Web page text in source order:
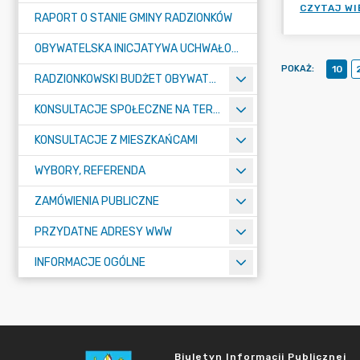
RAPORT O STANIE GMINY RADZIONKÓW
OBYWATELSKA INICJATYWA UCHWAŁODAWCZA
RADZIONKOWSKI BUDŻET OBYWATELSKI
KONSULTACJE SPOŁECZNE NA TERENIE MIASTA RADZIONKÓW
KONSULTACJE Z MIESZKAŃCAMI
WYBORY, REFERENDA
ZAMÓWIENIA PUBLICZNE
PRZYDATNE ADRESY WWW
INFORMACJE OGÓLNE
CZYTAJ
POKAŻ: 10
Biuletyn Informacji Publicznej